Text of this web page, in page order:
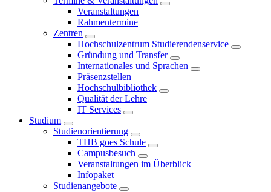
Veranstaltungen
Rahmentermine
Zentren
Hochschulzentrum Studierendenservice
Gründung und Transfer
Internationales und Sprachen
Präsenzstellen
Hochschulbibliothek
Qualität der Lehre
IT Services
Studium
Studienorientierung
THB goes Schule
Campusbesuch
Veranstaltungen im Überblick
Infopaket
Studienangebote